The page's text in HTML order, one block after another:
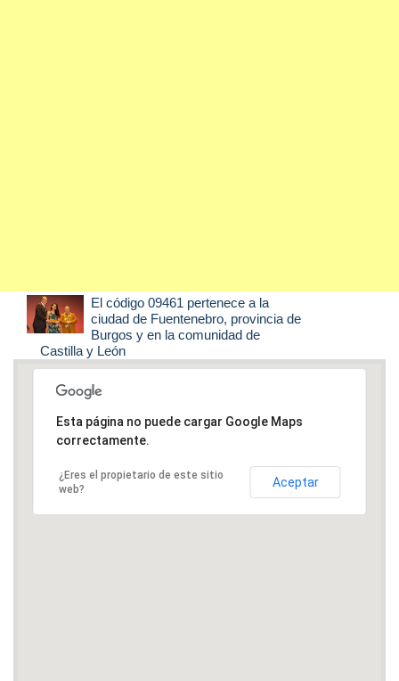
El código 09461 pertenece a la
ciudad de Fuentenebro, provincia de
Burgos y en la comunidad de
Castilla y León
Esta página no puede cargar Google Maps
correctamente.
¿Eres el propietario de este sitio
web?
Aceptar